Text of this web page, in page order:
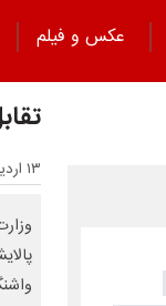
عکس و فیلم
۱۳ اردیبهشت ۱۴۰۵ - ۱۹:۰۸